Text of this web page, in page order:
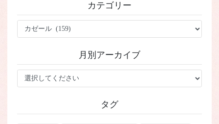
ー
ジ
送
カテゴリー
テ
ー
月別アーカイブ
タグ